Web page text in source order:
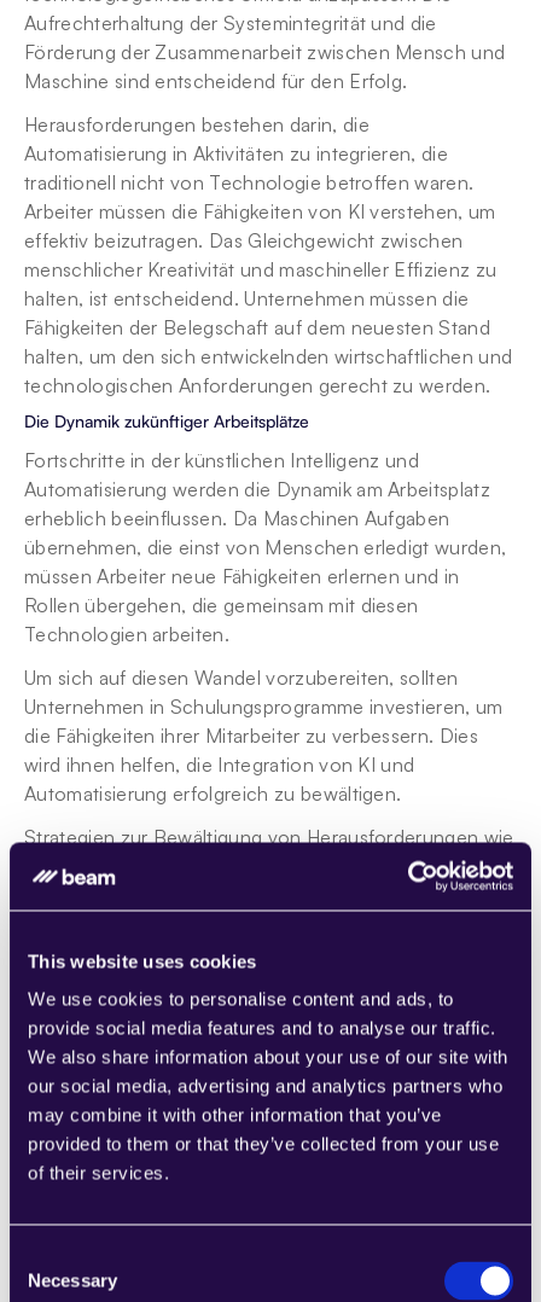
This website uses cookies
We use cookies to personalise content and ads, to
provide social media features and to analyse our traffic.
We also share information about your use of our site with
our social media, advertising and analytics partners who
may combine it with other information that you’ve
provided to them or that they’ve collected from your use
of their services.
Selection
Necessary
Aufrechterhaltung der Systemintegrität und die
Förderung der Zusammenarbeit zwischen Mensch und
Maschine sind entscheidend für den Erfolg.
Herausforderungen bestehen darin, die
Automatisierung in Aktivitäten zu integrieren, die
traditionell nicht von Technologie betroffen waren.
Arbeiter müssen die Fähigkeiten von KI verstehen, um
effektiv beizutragen. Das Gleichgewicht zwischen
menschlicher Kreativität und maschineller Effizienz zu
halten, ist entscheidend. Unternehmen müssen die
Fähigkeiten der Belegschaft auf dem neuesten Stand
halten, um den sich entwickelnden wirtschaftlichen und
technologischen Anforderungen gerecht zu werden.
Die Dynamik zukünftiger Arbeitsplätze
Fortschritte in der künstlichen Intelligenz und
Automatisierung werden die Dynamik am Arbeitsplatz
erheblich beeinflussen. Da Maschinen Aufgaben
übernehmen, die einst von Menschen erledigt wurden,
müssen Arbeiter neue Fähigkeiten erlernen und in
Rollen übergehen, die gemeinsam mit diesen
Technologien arbeiten.
Um sich auf diesen Wandel vorzubereiten, sollten
Unternehmen in Schulungsprogramme investieren, um
die Fähigkeiten ihrer Mitarbeiter zu verbessern. Dies
wird ihnen helfen, die Integration von KI und
Automatisierung erfolgreich zu bewältigen.
Strategien zur Bewältigung von Herausforderungen wie
technischen Einschränkungen, Vorurteilen und
Datenschutzbedenken beinhalten die Umsetzung
sollten auch die Informationsintegrität und die
sicherstellen.
Durch das Bleiben auf dem neuesten Stand der Technik
und die Bereitstellung kontinuierlicher Bildung und
Schulungen können Unternehmen durch die sich
entwickelnde Arbeitsplatzlandschaft navigieren. Dies
wird sicherstellen, dass ihre Belegschaft mit relevanten
Arbeitsmarktdynamiken ausgestattet bleibt.